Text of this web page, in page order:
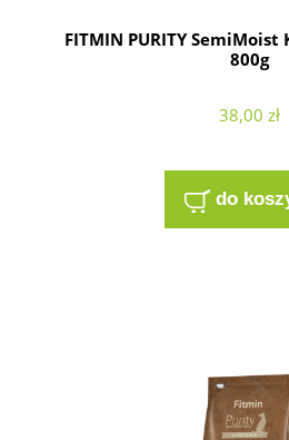
FITMIN PURITY
800g
38,00 zł
do